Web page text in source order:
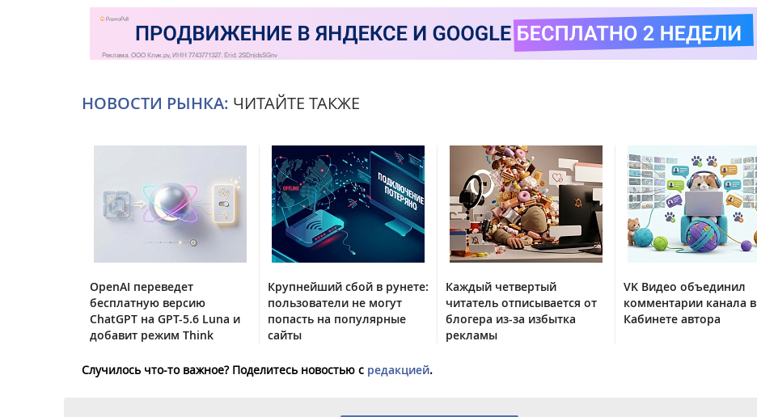
НОВОСТИ РЫНКА: ЧИТАЙТЕ ТАКЖЕ
OpenAI переведет
бесплатную версию
ChatGPT на GPT-5.6 Luna и
добавит режим Think
Крупнейший сбой в рунете:
пользователи не могут
попасть на популярные
сайты
Каждый четвертый
читатель отписывается от
блогера из-за избытка
рекламы
VK Видео объединил
комментарии канала в
Кабинете автора
Случилось что-то важное? Поделитесь новостью с редакцией.